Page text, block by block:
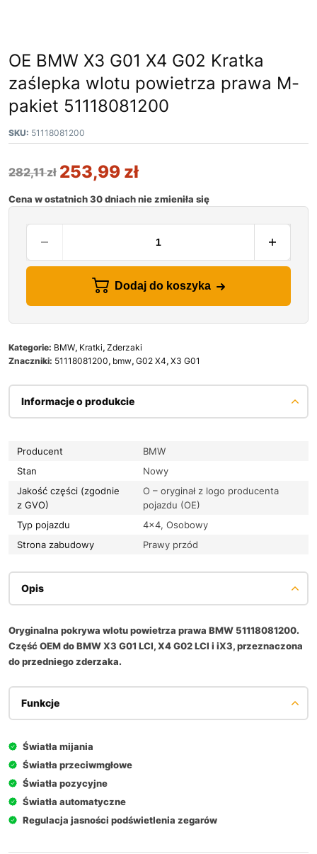
OE BMW X3 G01 X4 G02 Kratka
zaślepka wlotu powietrza prawa M-
pakiet 51118081200
SKU: 51118081200
282,11zł 253,99 zł
Cena w ostatnich 30 dniach nie zmieniła się
Dodaj do koszyka
Kategorie: BMW, Kratki, Zderzaki
Znaczniki: 51118081200, bmw, G02 X4, X3 G01
Informacje o produkcie
Producent
BMW
Stan
Nowy
Jakość części (zgodnie
z GVO)
O – oryginał z logo producenta
pojazdu (OE)
Typ pojazdu
4×4, Osobowy
Strona zabudowy
Prawy przód
Opis
Oryginalna pokrywa wlotu powietrza prawa BMW 51118081200.
Część OEM do BMW X3 G01 LCI, X4 G02 LCI i iX3, przeznaczona
do przedniego zderzaka.
Funkcje
Światła mijania
Światła przeciwmgłowe
Światła pozycyjne
Światła automatyczne
Regulacja jasności podświetlenia zegarów